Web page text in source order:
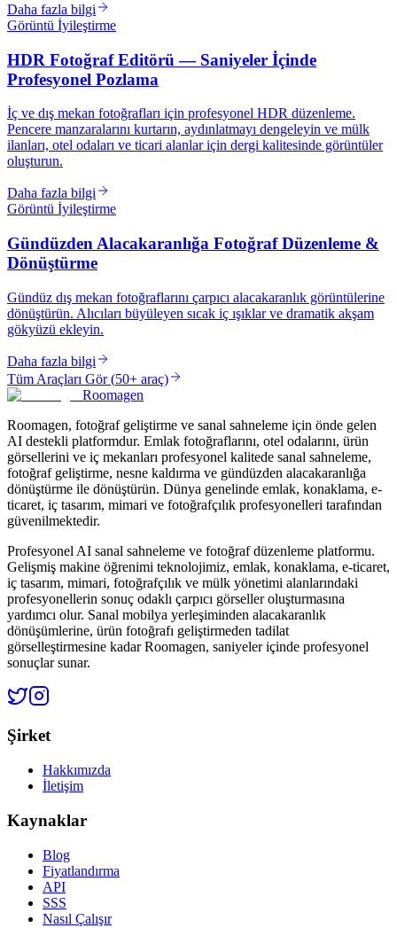
Daha fazla bilgi
Görüntü İyileştirme
HDR Fotoğraf Editörü — Saniyeler İçinde
Profesyonel Pozlama
İç ve dış mekan fotoğrafları için profesyonel HDR düzenleme.
Pencere manzaralarını kurtarın, aydınlatmayı dengeleyin ve mülk
ilanları, otel odaları ve ticari alanlar için dergi kalitesinde görüntüler
oluşturun.
Daha fazla bilgi
Görüntü İyileştirme
Gündüzden Alacakaranlığa Fotoğraf Düzenleme &
Dönüştürme
Gündüz dış mekan fotoğraflarını çarpıcı alacakaranlık görüntülerine
dönüştürün. Alıcıları büyüleyen sıcak iç ışıklar ve dramatik akşam
gökyüzü ekleyin.
Daha fazla bilgi
Tüm Araçları Gör(50+ araç)
Roomagen
Roomagen, fotoğraf geliştirme ve sanal sahneleme için önde gelen
AI destekli platformdur. Emlak fotoğraflarını, otel odalarını, ürün
görsellerini ve iç mekanları profesyonel kalitede sanal sahneleme,
fotoğraf geliştirme, nesne kaldırma ve gündüzden alacakaranlığa
dönüştürme ile dönüştürün. Dünya genelinde emlak, konaklama, e-
ticaret, iç tasarım, mimari ve fotoğrafçılık profesyonelleri tarafından
güvenilmektedir.
Profesyonel AI sanal sahneleme ve fotoğraf düzenleme platformu.
Gelişmiş makine öğrenimi teknolojimiz, emlak, konaklama, e-ticaret,
iç tasarım, mimari, fotoğrafçılık ve mülk yönetimi alanlarındaki
profesyonellerin sonuç odaklı çarpıcı görseller oluşturmasına
yardımcı olur. Sanal mobilya yerleşiminden alacakaranlık
dönüşümlerine, ürün fotoğrafı geliştirmeden tadilat
görselleştirmesine kadar Roomagen, saniyeler içinde profesyonel
sonuçlar sunar.
Şirket
Hakkımızda
İletişim
Kaynaklar
Blog
Fiyatlandırma
API
SSS
Nasıl Çalışır